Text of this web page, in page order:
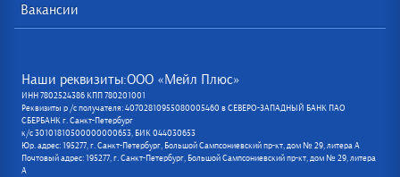
Вакансии
Наши реквизиты:ООО «Мейл Плюс»
ИНН 7802524386 КПП 780201001
Реквизиты р /с получателя: 40702810955080005460 в СЕВЕРО-ЗАПАДНЫЙ БАНК ПАО
СБЕРБАНК г. Санкт-Петербург
к/с 30101810500000000653, БИК 044030653
Юр. адрес: 195277, г. Санкт-Петербург, Большой Сампсониевский пр-кт, дом № 29, литера А
Почтовый адрес: 195277, г. Санкт-Петербург, Большой Сампсониевский пр-кт, дом № 29, литера
А